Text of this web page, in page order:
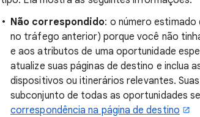
Não correspondido: o número estimado
no tráfego anterior) porque você não
e aos atributos de uma oportunidade
atualize suas páginas de destino e inclua
dispositivos ou itinerários relevantes.
subconjunto de todas as oportunidades
correspondência na página de destino